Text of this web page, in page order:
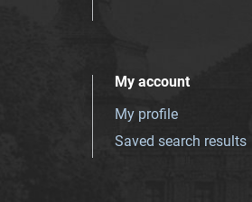
My account
My profile
Saved search results